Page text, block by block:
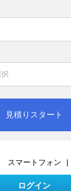
見積りスタート
スマートフォン |
ログイン